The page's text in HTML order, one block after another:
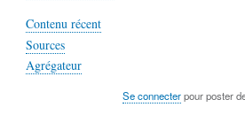
Contenu récent
Sources
Agrégateur
Se connecterpour poster